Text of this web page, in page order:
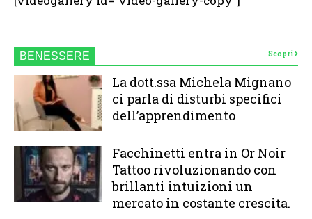
BENESSERE Scopri
La dott.ssa Michela Mignano
ci parla di disturbi specifici
dell’apprendimento
Facchinetti entra in Or Noir
Tattoo rivoluzionando con
brillanti intuizioni un
mercato in costante crescita.